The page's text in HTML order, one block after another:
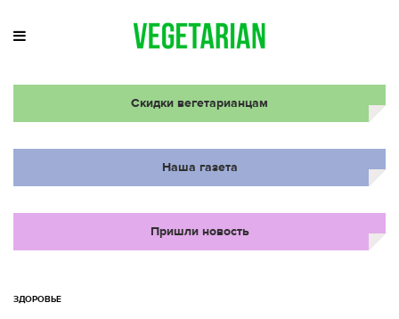
Скидки вегетарианцам
Наша газета
Пришли новость
ЗДОРОВЬЕ